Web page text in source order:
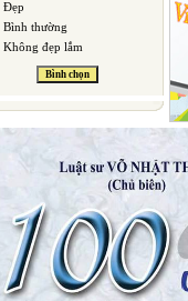
Đẹp
Bình thường
Không đẹp lắm